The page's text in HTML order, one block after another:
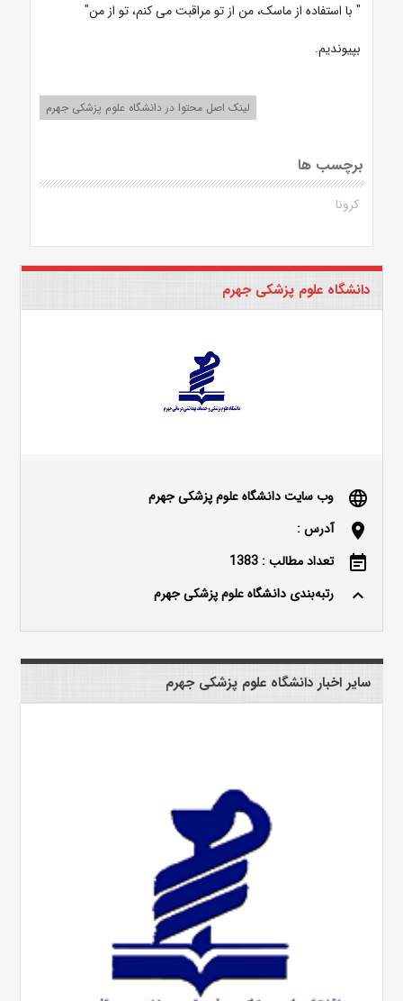
" با استفاده از ماسک، من از تو مراقبت می کنم، تو از من"
بپیوندیم.
لینک اصل محتوا در دانشگاه علوم پزشکی جهرم
برچسب ها
کرونا
دانشگاه علوم پزشکی جهرم
language وب سایت دانشگاه علوم پزشکی جهرم
location_on آدرس :
event_note تعداد مطالب : 1383
keyboard_arrow_up رتبه‌بندی دانشگاه علوم پزشکی جهرم
سایر اخبار دانشگاه علوم پزشکی جهرم